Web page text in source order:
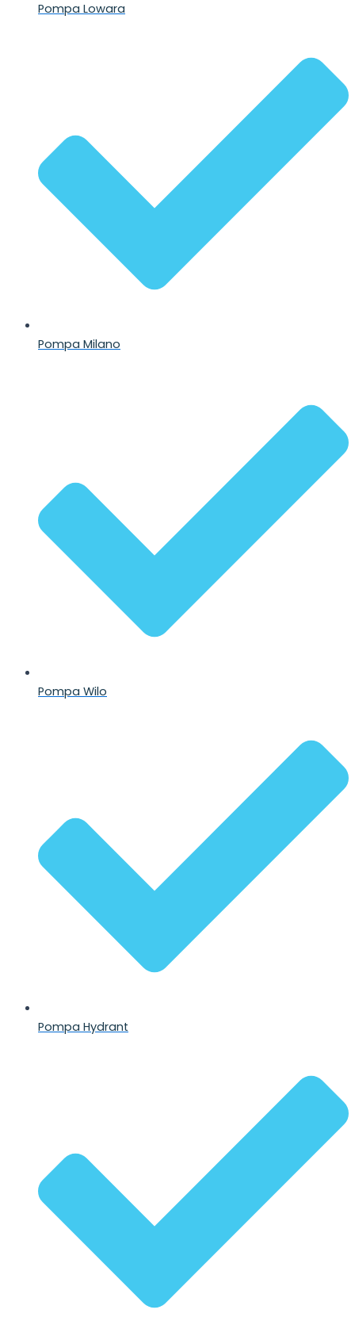
Pompa Lowara
Pompa Milano
Pompa Wilo
Pompa Hydrant